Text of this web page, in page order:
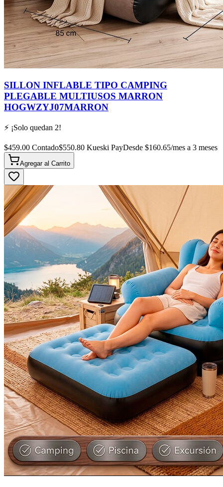
SILLON INFLABLE TIPO CAMPING
PLEGABLE MULTIUSOS MARRON
HOGWZYJ07MARRON
⚡ ¡Solo quedan 2!
$459.00 Contado$550.80 Kueski PayDesde $160.65/mes a 3 meses
Agregar al Carrito